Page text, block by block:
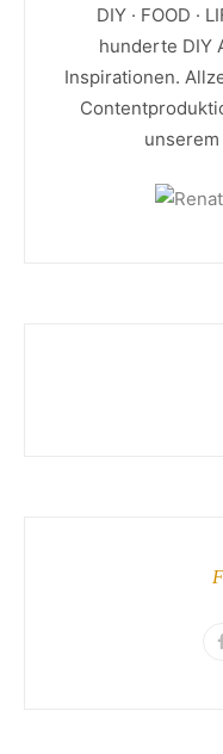
DIY · FOOD ·
hunderte DIY
Inspirationen.